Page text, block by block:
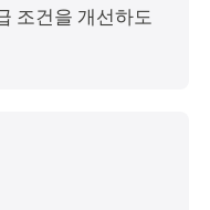
조건을 개선하도